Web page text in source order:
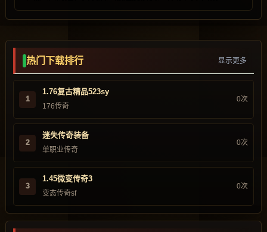
热门下载排行 显示更多
1
1.76复古精品523sy
176传奇
0次
2
迷失传奇装备
单职业传奇
0次
3
1.45微变传奇3
变态传奇sf
0次